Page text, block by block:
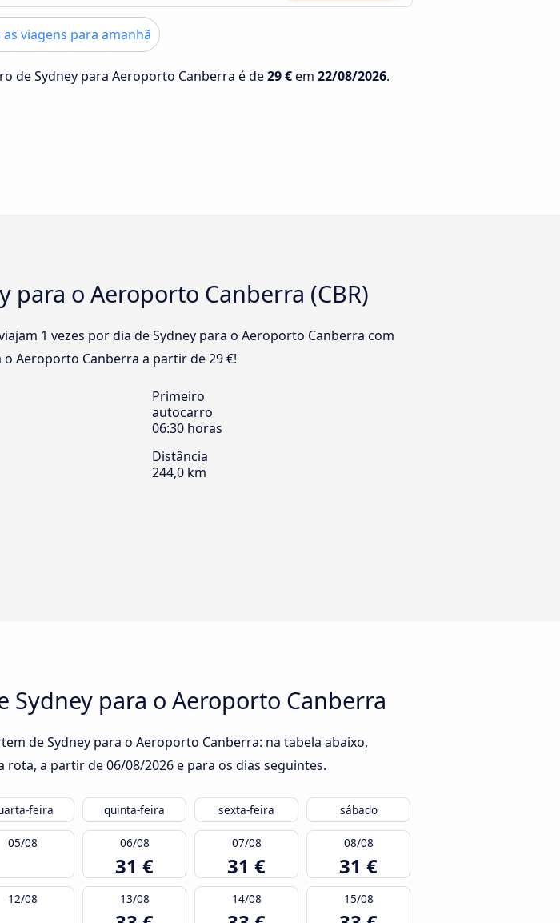
viagens para amanhã
de Sydney para Aeroporto Canberra é de29 €em 22/08/2026.
para o Aeroporto Canberra (CBR)
1 vezes por dia de Sydney para o Aeroporto Canberra com
Aeroporto Canberra a partir de 29 €!
Primeiro
autocarro
06:30 horas
Distância
244,0 km
Sydney para o Aeroporto Canberra
de Sydney para o Aeroporto Canberra: na tabela abaixo,
rota, a partir de06/08/2026e para os dias seguintes.
feira quinta-feira sexta-feira sábado
05/08 06/08
31 €
07/08
31 €
08/08
31 €
12/08 13/08 14/08 15/08